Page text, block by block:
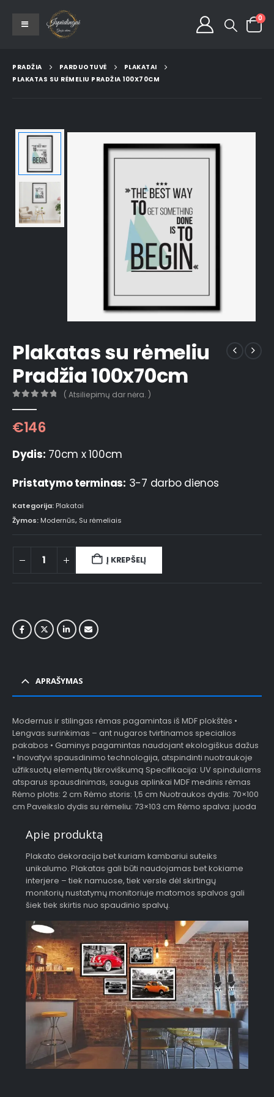
0
PRADŽIA PARDUOTUVĖ
PLAKATAI
PLAKATAS SU RĖMELIU PRADŽIA 100X70CM
Plakatas su rėmeliu
Pradžia 100x70cm
( Atsiliepimų dar nėra. )
€146
Dydis: 70cm x 100cm
Pristatymo terminas: 3-7 darbo dienos
Kategorija: Plakatai
Žymos: Modernūs, Su rėmeliais
Į KREPŠELĮ
APRAŠYMAS
Modernus ir stilingas rėmas pagamintas iš MDF plokštės •
Lengvas surinkimas – ant nugaros tvirtinamos specialios
pakabos • Gaminys pagamintas naudojant ekologiškus dažus
• Inovatyvi spausdinimo technologija, atspindinti nuotraukoje
užfiksuotų elementų tikroviškumą Specifikacija: UV spinduliams
atsparus spausdinimas, saugus aplinkai MDF medinis rėmas
Rėmo plotis: 2 cm Rėmo storis: 1,5 cm Nuotraukos dydis: 70×100
cm Paveikslo dydis su rėmeliu: 73×103 cm Rėmo spalva: juoda
Apie produktą
Plakato dekoracija bet kuriam kambariui suteiks
unikalumo. Plakatas gali būti naudojamas bet kokiame
interjere – tiek namuose, tiek versle dėl skirtingų
monitorių nustatymų monitoriuje matomos spalvos gali
šiek tiek skirtis nuo spaudinio spalvų.